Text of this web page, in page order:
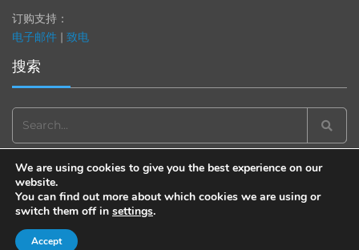
订购支持：
电子邮件 | 致电
搜索
Search
for:
© 2013-2025 Extrude Hone. All rights reserved.
We are using cookies to give you the best experience on our
website.
You can find out more about which cookies we are using or
switch them off in settings.
Accept